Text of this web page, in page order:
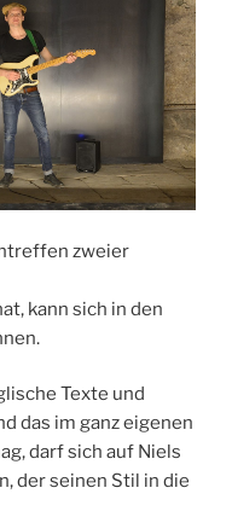
zweier
kann sich in den
Texte und
das im ganz eigenen
darf sich auf Niels
der seinen Stil in die